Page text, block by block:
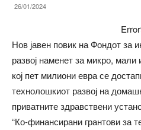
26/01/2024
Нов јавен повик на Фондот за
развој наменет за микро, мали
кој пет милиони евра се
технолошкиот развој на
приватните здравствени
“Ко-финансирани грантови за